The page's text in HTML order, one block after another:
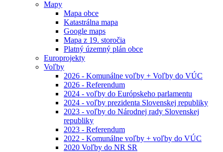
Mapy
Mapa obce
Katastrálna mapa
Google maps
Mapa z 19. storočia
Platný územný plán obce
Europrojekty
Voľby
2026 - Komunálne voľby + Voľby do VÚC
2026 - Referendum
2024 - voľby do Európskeho parlamentu
2024 - voľby prezidenta Slovenskej republiky
2023 - voľby do Národnej rady Slovenskej
republiky
2023 - Referendum
2022 - Komunálne voľby + voľby do VÚC
2020 Voľby do NR SR